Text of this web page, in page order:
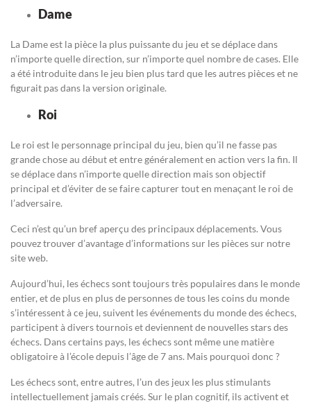
Dame
La Dame est la pièce la plus puissante du jeu et se déplace dans
n’importe quelle direction, sur n’importe quel nombre de cases. Elle
a été introduite dans le jeu bien plus tard que les autres pièces et ne
figurait pas dans la version originale.
Roi
Le roi est le personnage principal du jeu, bien qu’il ne fasse pas
grande chose au début et entre généralement en action vers la fin. Il
se déplace dans n’importe quelle direction mais son objectif
principal et d’éviter de se faire capturer tout en menaçant le roi de
l’adversaire.
Ceci n’est qu’un bref aperçu des principaux déplacements. Vous
pouvez trouver d’avantage d’informations sur les pièces sur notre
site web.
Aujourd’hui, les échecs sont toujours très populaires dans le monde
entier, et de plus en plus de personnes de tous les coins du monde
s’intéressent à ce jeu, suivent les événements du monde des échecs,
participent à divers tournois et deviennent de nouvelles stars des
échecs. Dans certains pays, les échecs sont même une matière
obligatoire à l’école depuis l’âge de 7 ans. Mais pourquoi donc ?
Les échecs sont, entre autres, l’un des jeux les plus stimulants
intellectuellement jamais créés. Sur le plan cognitif, ils activent et